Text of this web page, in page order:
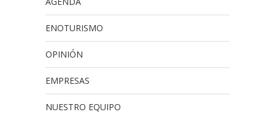
ENOTURISMO
OPINIÓN
EMPRESAS
NUESTRO EQUIPO